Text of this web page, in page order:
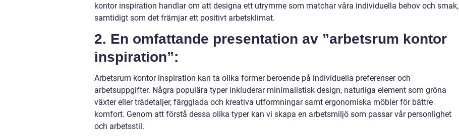
kontor inspiration handlar om att designa ett utrymme som matchar våra individuella behov och smak,
samtidigt som det främjar ett positivt arbetsklimat.
2. En omfattande presentation av ”arbetsrum kontor
inspiration”:
Arbetsrum kontor inspiration kan ta olika former beroende på individuella preferenser och
arbetsuppgifter. Några populära typer inkluderar minimalistisk design, naturliga element som gröna
växter eller trädetaljer, färgglada och kreativa utformningar samt ergonomiska möbler för bättre
komfort. Genom att förstå dessa olika typer kan vi skapa en arbetsmiljö som passar vår personlighet
och arbetsstil.